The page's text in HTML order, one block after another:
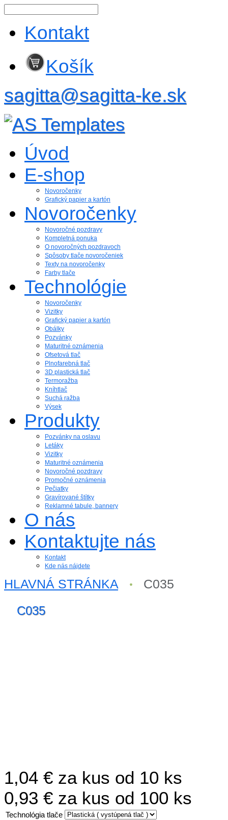
Kontakt
Košík
sagitta@sagitta-ke.sk
Úvod
E-shop
Novoročenky
Grafický papier a kartón
Novoročenky
Novoročné pozdravy
Kompletná ponuka
O novoročných pozdravoch
Spôsoby tlače novoročeniek
Texty na novoročenky
Farby tlače
Technológie
Novoročenky
Vizitky
Grafický papier a kartón
Obálky
Pozvánky
Maturitné oznámenia
Ofsetová tlač
Plnofarebná tlač
3D plastická tlač
Termoražba
Kníhtlač
Suchá ražba
Výsek
Produkty
Pozvánky na oslavu
Letáky
Vizitky
Maturitné oznámenia
Novoročné pozdravy
Promočné oznámenia
Pečiatky
Gravírované štítky
Reklamné tabule, bannery
O nás
Kontaktujte nás
Kontakt
Kde nás nájdete
HLAVNÁ STRÁNKA
C035
C035
1,04 € za kus od 10 ks
0,93 € za kus od 100 ks
Technológia tlače